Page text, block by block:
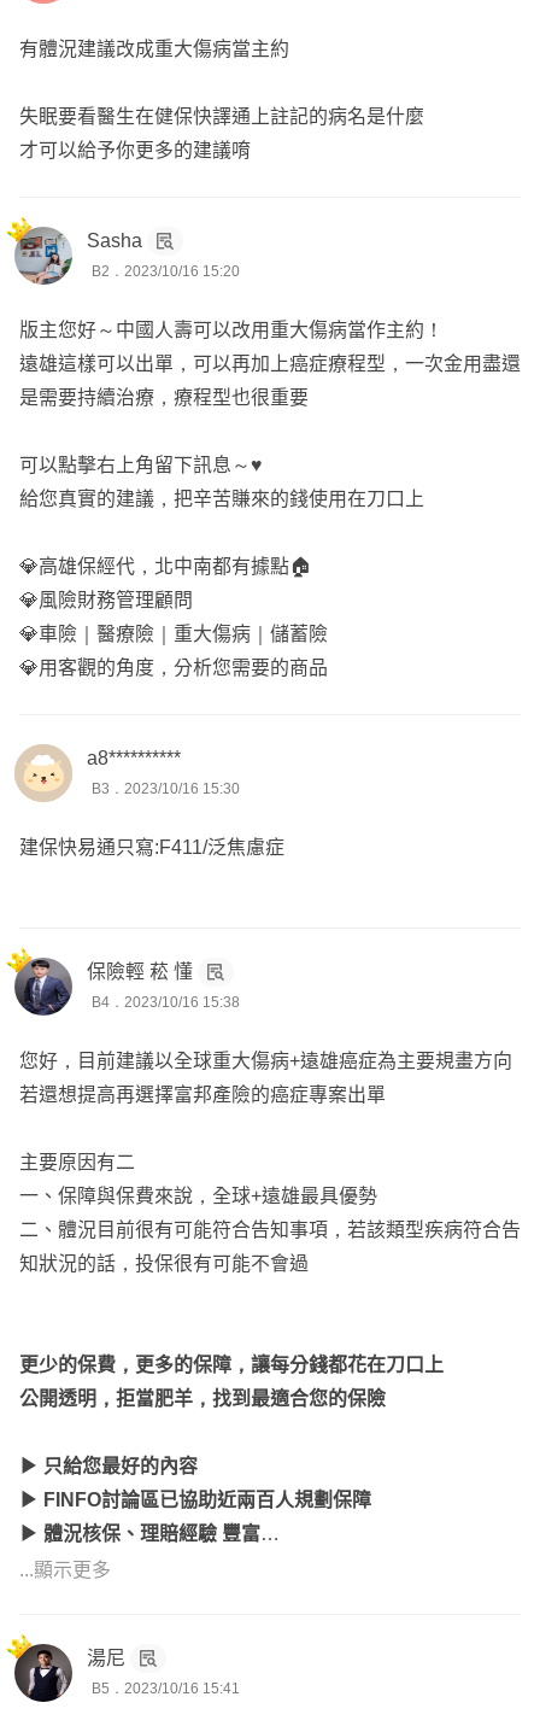
有體況建議改成重大傷病當主約
失眠要看醫生在健保快譯通上註記的病名是什麼
才可以給予你更多的建議唷
Sasha
B2．2023/10/16 15:20
版主您好～中國人壽可以改用重大傷病當作主約！
遠雄這樣可以出單，可以再加上癌症療程型，一次金用盡還
是需要持續治療，療程型也很重要
可以點擊右上角留下訊息～♥
給您真實的建議，把辛苦賺來的錢使用在刀口上
💎高雄保經代，北中南都有據點🏠
💎風險財務管理顧問
💎車險｜醫療險｜重大傷病｜儲蓄險
💎用客觀的角度，分析您需要的商品
a8**********
B3．2023/10/16 15:30
建保快易通只寫:F411/泛焦慮症
保險輕 菘 懂
B4．2023/10/16 15:38
您好，目前建議以全球重大傷病+遠雄癌症為主要規畫方向
若還想提高再選擇富邦產險的癌症專案出單
主要原因有二
一、保障與保費來說，全球+遠雄最具優勢
二、體況目前很有可能符合告知事項，若該類型疾病符合告
知狀況的話，投保很有可能不會過
更少的保費，更多的保障，讓每分錢都花在刀口上
公開透明，拒當肥羊，找到最適合您的保險
▶ 只給您最好的內容
▶ FINFO討論區已協助近兩百人規劃保障
▶ 體況核保、理賠經驗 豐富
▶ 全台皆有服務
點擊「傳送訊息」免費諮詢
討論出最合適、CP值最高的建議哦～
﹡網站問問系統有時不會跳通知，會立即主動聯繫哦﹡
...顯示更多
湯尼
B5．2023/10/16 15:41